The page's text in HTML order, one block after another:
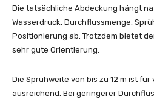
Die tatsächliche Abdeckung hängt
Wasserdruck, Durchflussmenge,
Positionierung ab. Trotzdem bietet
sehr gute Orientierung.
Die Sprühweite von bis zu 12 m ist
ausreichend. Bei geringerer